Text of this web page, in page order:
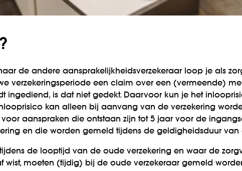
de andere aansprakelijkheids­verzekeraar loop je als
verzekerings­periode een claim over een (vermeende)
ingediend, is dat niet gedekt. Daarvoor kun je het
kan alleen bij aanvang van de verzekering
aanspraken die ontstaan zijn tot 5 jaar voor de
en die worden gemeld tijdens de geldigheids­duur van
de looptijd van de oude verzekering en waar de
wist, moeten (tijdig) bij de oude verzekeraar gemeld